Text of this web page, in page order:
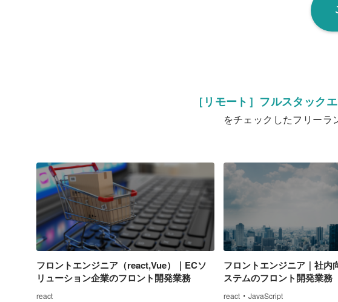
［リモート］フルスタック
をチェックしたフリーラ
フロントエンジニア（react,Vue）｜ECソ
リューション企業のフロント開発業務
react
フロントエンジニア｜社内
ステムのフロント開発業務
react ・ JavaScript